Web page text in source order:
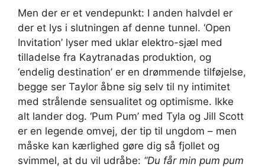
Men der er et vendepunkt: I anden halvdel er
der et lys i slutningen af ​​denne tunnel. ‘Open
Invitation’ lyser med uklar elektro-sjæl med
tilladelse fra Kaytranadas produktion, og
‘endelig destination’ er en drømmende tilføjelse,
begge ser Taylor åbne sig selv til ny intimitet
med strålende sensualitet og optimisme. Ikke
alt lander dog. ‘Pum Pum’ med Tyla og Jill Scott
er en legende omvej, der tip til ungdom – men
måske kan kærlighed gøre dig så fjollet og
svimmel, at du vil udråbe: “Du får min pum pum